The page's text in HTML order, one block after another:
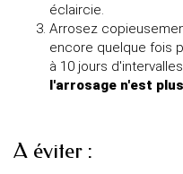
éclaircie.
Arrosez
encore quelque fois
à 10 jours
l'arrosage n'est
A éviter :